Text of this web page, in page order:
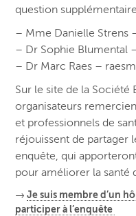
question
– Mme Danielle Strens
– Dr Sophie Blumental
– Dr Marc Raes –
Sur le site de la Société
organisateurs
et professionnels de
réjouissent de partager
enquête, qui
pour améliorer la santé
→Je suis membre d’un
participer à l’enquête